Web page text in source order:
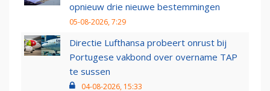
opnieuw drie nieuwe bestemmingen
05-08-2026, 7:29
Directie Lufthansa probeert onrust bij
Portugese vakbond over overname TAP
te sussen
04-08-2026, 15:33